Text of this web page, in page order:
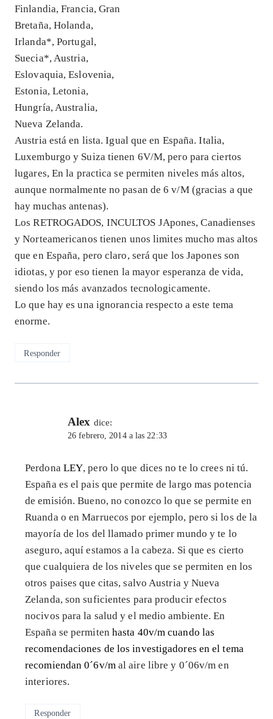
Finlandia, Francia, Gran
Bretaña, Holanda,
Irlanda*, Portugal,
Suecia*, Austria,
Eslovaquia, Eslovenia,
Estonia, Letonia,
Hungría, Australia,
Nueva Zelanda.
Austria está en lista. Igual que en España. Italia,
Luxemburgo y Suiza tienen 6V/M, pero para ciertos
lugares, En la practica se permiten niveles más altos,
aunque normalmente no pasan de 6 v/M (gracias a que
hay muchas antenas).
Los RETROGADOS, INCULTOS JApones, Canadienses
y Norteamericanos tienen unos limites mucho mas altos
que en España, pero claro, será que los Japones son
idiotas, y por eso tienen la mayor esperanza de vida,
siendo los más avanzados tecnologicamente.
Lo que hay es una ignorancia respecto a este tema
enorme.
Responder
Alex dice:
26 febrero, 2014 a las 22:33
Perdona LEY, pero lo que dices no te lo crees ni tú.
España es el pais que permite de largo mas potencia
de emisión. Bueno, no conozco lo que se permite en
Ruanda o en Marruecos por ejemplo, pero si los de la
mayoría de los del llamado primer mundo y te lo
aseguro, aquí estamos a la cabeza. Si que es cierto
que cualquiera de los niveles que se permiten en los
otros paises que citas, salvo Austria y Nueva
Zelanda, son suficientes para producir efectos
nocivos para la salud y el medio ambiente. En
España se permiten hasta 40v/m cuando las
recomendaciones de los investigadores en el tema
recomiendan 0´6v/m al aire libre y 0´06v/m en
interiores.
Responder